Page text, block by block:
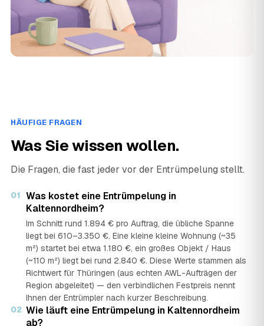
HÄUFIGE FRAGEN
Was Sie wissen wollen.
Die Fragen, die fast jeder vor der Entrümpelung stellt.
01 Was kostet eine Entrümpelung in
Kaltennordheim?
Im Schnitt rund 1.894 € pro Auftrag, die übliche Spanne
liegt bei 610–3.350 €. Eine kleine kleine Wohnung (~35
m²) startet bei etwa 1.180 €, ein großes Objekt / Haus
(~110 m²) liegt bei rund 2.840 €. Diese Werte stammen als
Richtwert für Thüringen (aus echten AWL-Aufträgen der
Region abgeleitet) — den verbindlichen Festpreis nennt
Ihnen der Entrümpler nach kurzer Beschreibung.
02 Wie läuft eine Entrümpelung in Kaltennordheim
ab?